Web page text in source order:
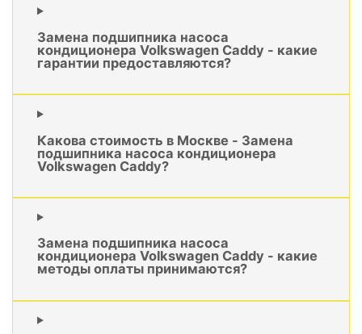
Замена подшипника насоса
кондиционера Volkswagen Caddy - какие
гарантии предоставляются?
Какова стоимость в Москве - Замена
подшипника насоса кондиционера
Volkswagen Caddy?
Замена подшипника насоса
кондиционера Volkswagen Caddy - какие
методы оплаты принимаются?